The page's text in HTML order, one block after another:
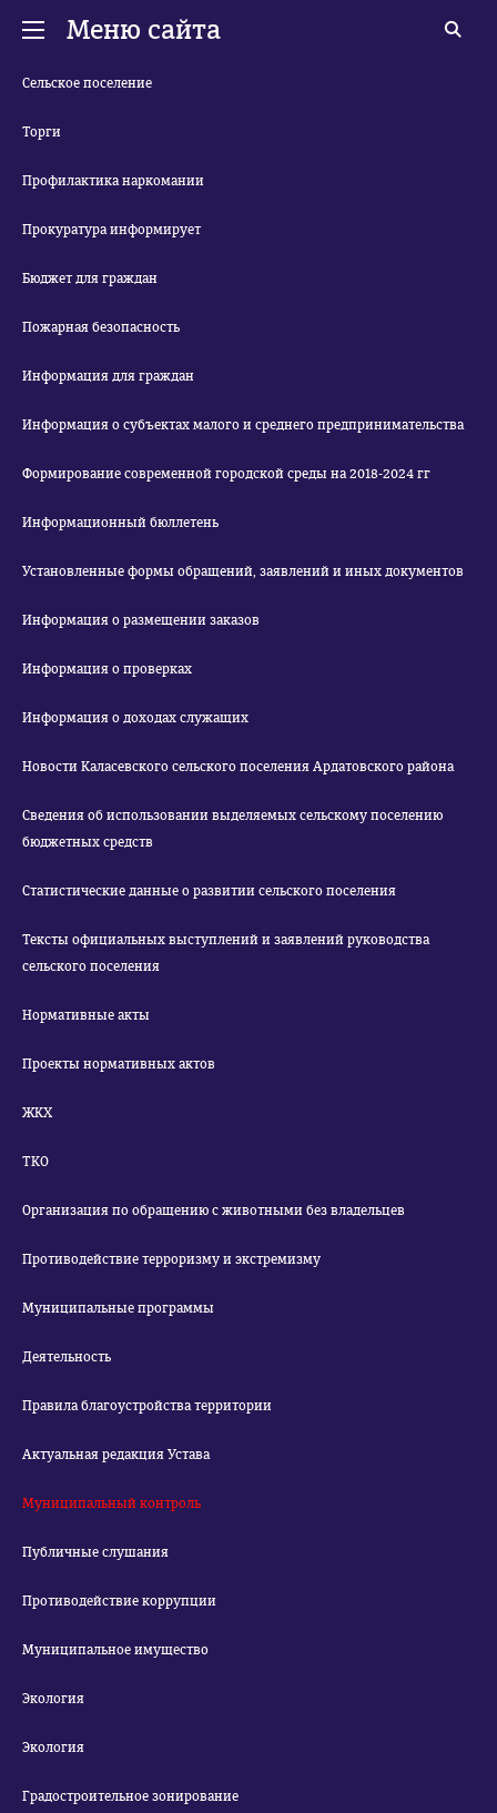
Меню сайта
Сельское поселение
Торги
Профилактика наркомании
Прокуратура информирует
Бюджет для граждан
Пожарная безопасность
Информация для граждан
Информация о субъектах малого и среднего предпринимательства
Формирование современной городской среды на 2018-2024 гг
Информационный бюллетень
Установленные формы обращений, заявлений и иных документов
Информация о размещении заказов
Информация о проверках
Информация о доходах служащих
Новости Каласевского сельского поселения Ардатовского района
Сведения об использовании выделяемых сельскому поселению
бюджетных средств
Статистические данные о развитии сельского поселения
Тексты официальных выступлений и заявлений руководства
сельского поселения
Нормативные акты
Проекты нормативных актов
ЖКХ
ТКО
Организация по обращению с животными без владельцев
Противодействие терроризму и экстремизму
Муниципальные программы
Деятельность
Правила благоустройства территории
Актуальная редакция Устава
Муниципальный контроль
Публичные слушания
Противодействие коррупции
Муниципальное имущество
Экология
Экология
Градостроительное зонирование